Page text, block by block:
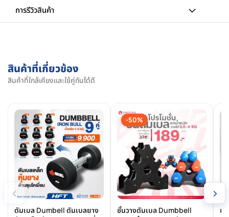
การรีวิวสินค้า
สินค้าที่เกี่ยวข้อง
สินค้าที่ใกล้เคียงและใช้คู่กันได้ดี
‹
ดัมเบล Dumbell ดัมเบลยาง
-50%
ชั้นวางดัมเบล Dumbbell
ชั้
›